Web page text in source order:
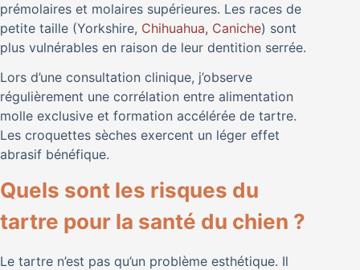
prémolaires et molaires supérieures. Les races de
petite taille (Yorkshire, Chihuahua, Caniche) sont
plus vulnérables en raison de leur dentition serrée.
Lors d’une consultation clinique, j’observe
régulièrement une corrélation entre alimentation
molle exclusive et formation accélérée de tartre.
Les croquettes sèches exercent un léger effet
abrasif bénéfique.
Quels sont les risques du
tartre pour la santé du chien ?
Le tartre n’est pas qu’un problème esthétique. Il